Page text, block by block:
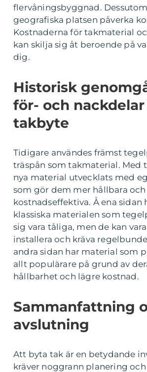
flervåningsbyggnad.
geografiska platsen påverka
Kostnaderna för takmaterial
kan skilja sig åt beroende på
dig.
Historisk
för- och
takbyte
Tidigare användes främst
träspån som takmaterial. Med
nya material utvecklats med
som gör dem mer hållbara och
kostnadseffektiva. Å ena sidan
klassiska materialen som
sig vara tåliga, men de kan
installera och kräva
andra sidan har material som
allt populärare på grund av
hållbarhet och lägre kostnad.
Sammanfattning
avslutning
Att byta tak är en betydande
kräver noggrann planering och